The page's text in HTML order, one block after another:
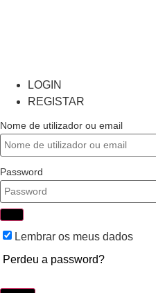
LOGIN
REGISTAR
Nome de utilizador ou email
Password
Lembrar os meus dados
Perdeu a password?